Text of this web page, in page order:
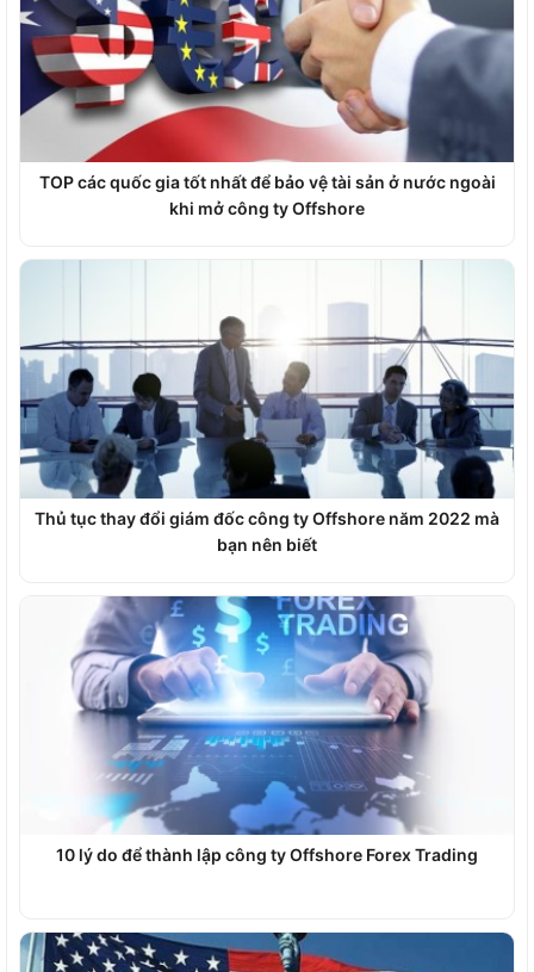
TOP các quốc gia tốt nhất để bảo vệ tài sản ở nước ngoài
khi mở công ty Offshore
Thủ tục thay đổi giám đốc công ty Offshore năm 2022 mà
bạn nên biết
10 lý do để thành lập công ty Offshore Forex Trading